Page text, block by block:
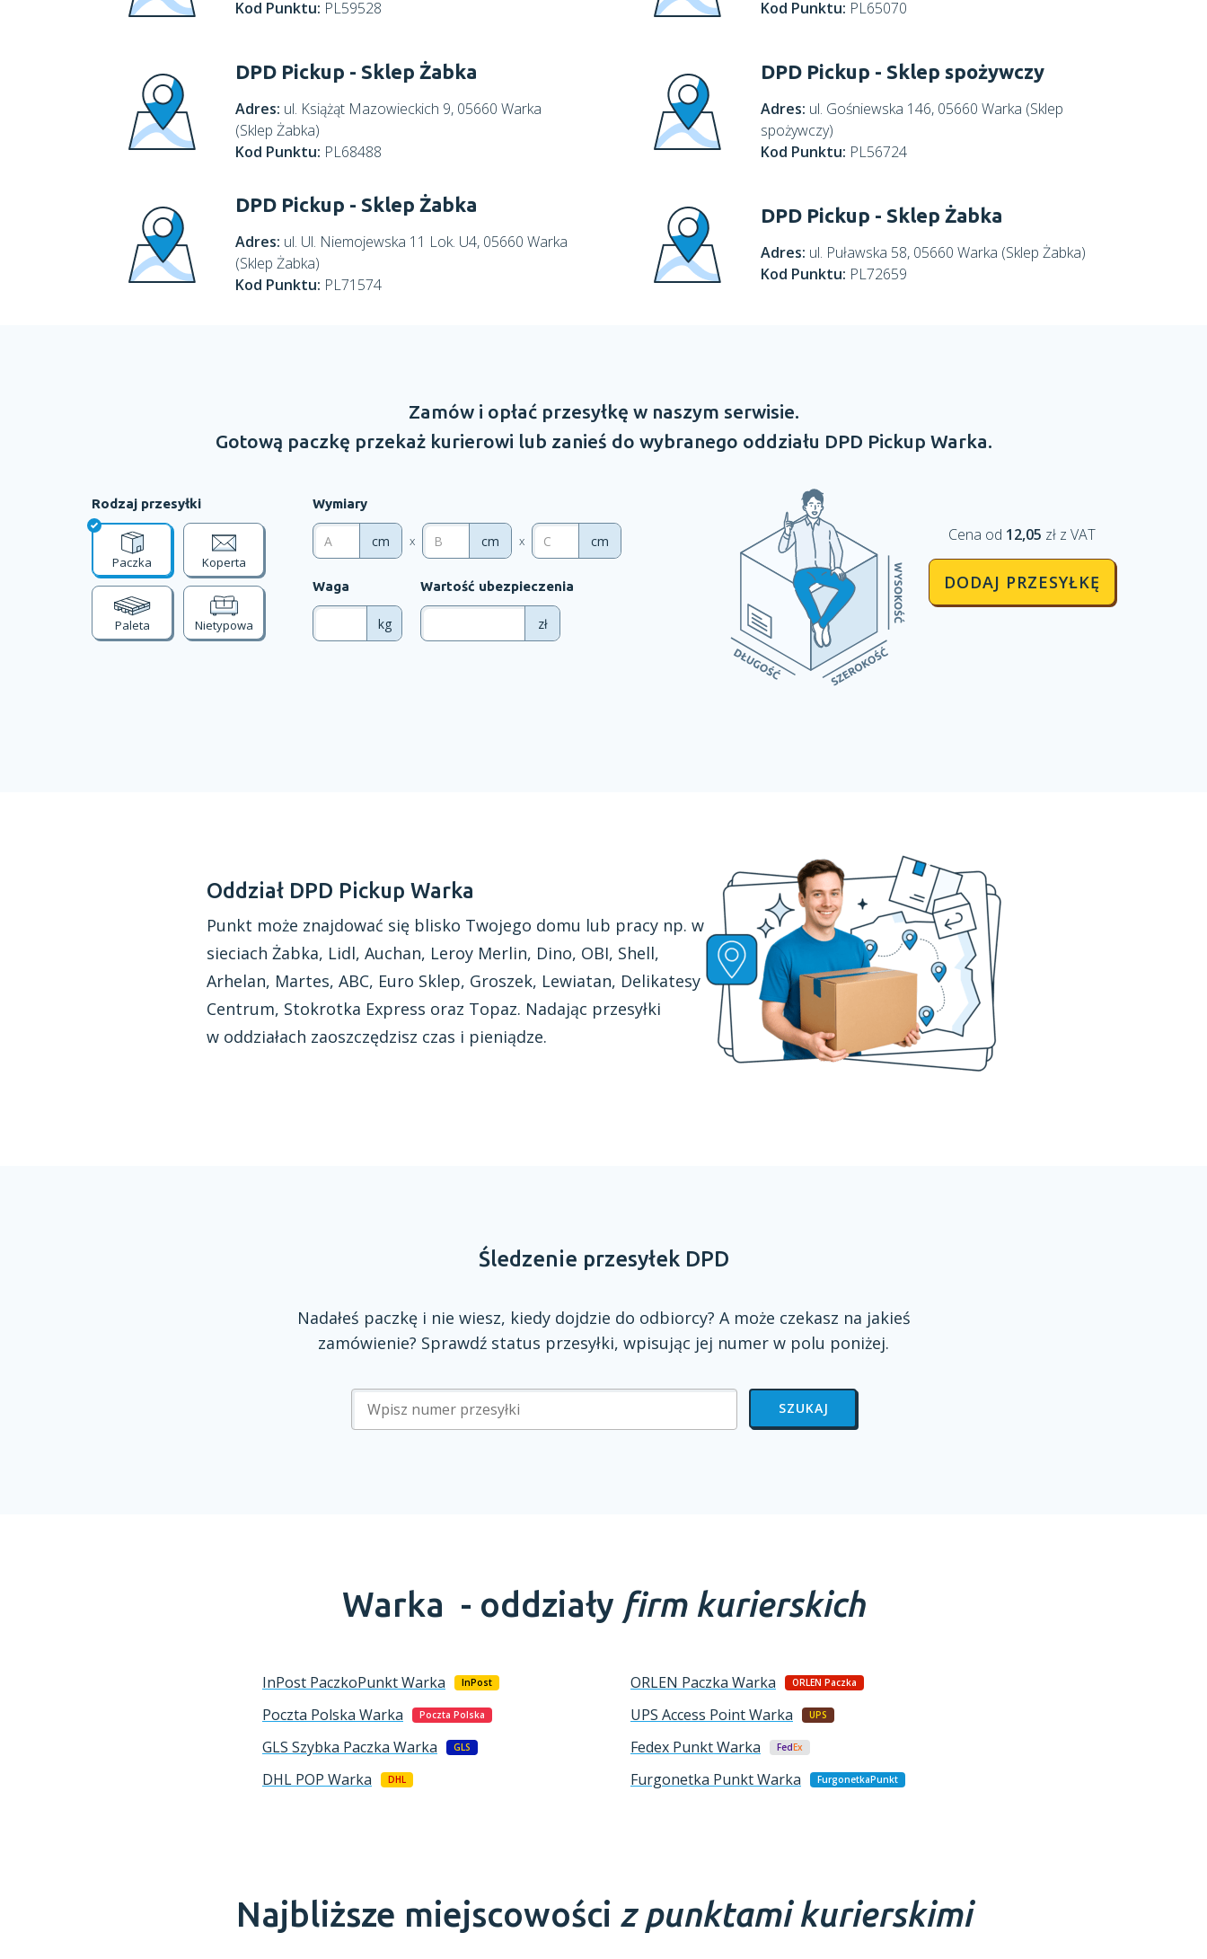
Kod Punktu: PL59528
Kod Punktu: PL65070
DPD Pickup - Sklep Żabka
Adres: ul. Książąt Mazowieckich 9, 05660 Warka
(Sklep Żabka)
Kod Punktu: PL68488
DPD Pickup - Sklep spożywczy
Adres: ul. Gośniewska 146, 05660 Warka (Sklep
spożywczy)
Kod Punktu: PL56724
DPD Pickup - Sklep Żabka
Adres: ul. Ul. Niemojewska 11 Lok. U4, 05660 Warka
(Sklep Żabka)
Kod Punktu: PL71574
DPD Pickup - Sklep Żabka
Adres: ul. Puławska 58, 05660 Warka (Sklep Żabka)
Kod Punktu: PL72659
Zamów i opłaćprzesyłkę w naszym serwisie.
Gotową paczkę przekaż kurierowi lub zanieś do wybranego oddziału DPD Pickup Warka.
Rodzaj przesyłki
Paczka Koperta
Paleta Nietypowa
Wymiary
cm x cm x cm
Waga
kg
Wartość ubezpieczenia
zł
Cena od 12,05 zł z VAT
DODAJ PRZESYŁKĘ
Oddział DPD Pickup Warka
Punkt może znajdować się blisko Twojego domu lub pracy np. w
sieciach Żabka, Lidl, Auchan, Leroy Merlin, Dino, OBI, Shell,
Arhelan, Martes, ABC, Euro Sklep, Groszek, Lewiatan, Delikatesy
Centrum, Stokrotka Express oraz Topaz. Nadając przesyłki
w oddziałach zaoszczędzisz czas i pieniądze.
Śledzenie przesyłek DPD
Nadałeś paczkę i nie wiesz, kiedy dojdzie do odbiorcy? A może czekasz na jakieś
zamówienie? Sprawdź status przesyłki, wpisując jej numer w polu poniżej.
SZUKAJ
Warka - oddziały firm kurierskich
InPost PaczkoPunktWarka InPost ORLEN Paczka Warka ORLEN Paczka
Poczta Polska Warka Poczta Polska UPS Access PointWarka UPS
GLS Szybka Paczka Warka GLS Fedex PunktWarka FedEx
DHL POP Warka DHL Furgonetka PunktWarka FurgonetkaPunkt
Najbliższe miejscowości z punktami kurierskimi